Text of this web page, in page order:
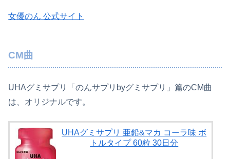
女優のん 公式サイト
CM曲
UHAグミサプリ「のんサプリbyグミサプリ」篇のCM曲
は、オリジナルです。
UHAグミサプリ 亜鉛&マカ コーラ味 ボ
トルタイプ 60粒 30日分